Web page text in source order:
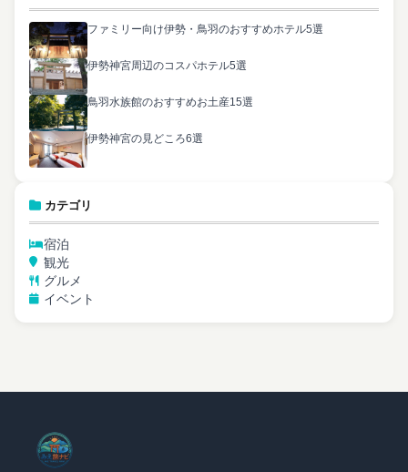
ファミリー向け伊勢・鳥羽のおすすめホテル5選
伊勢神宮周辺のコスパホテル5選
鳥羽水族館のおすすめお土産15選
伊勢神宮の見どころ6選
カテゴリ
宿泊
観光
グルメ
イベント